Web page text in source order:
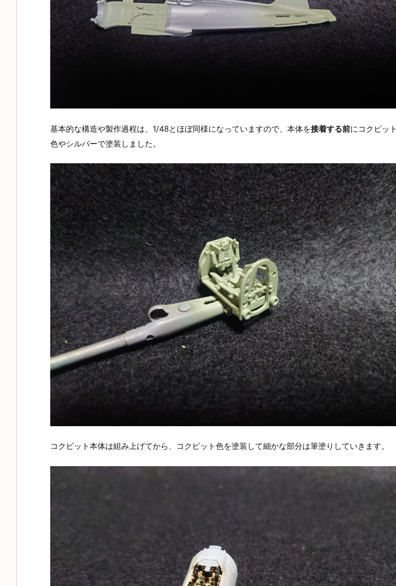
基本的な構造や製作過程は、1/48とほぼ同様になっていますので、本体を接着する前にコクピット
色やシルバーで塗装しました。
コクピット本体は組み上げてから、コクピット色を塗装して細かな部分は筆塗りしていきます。